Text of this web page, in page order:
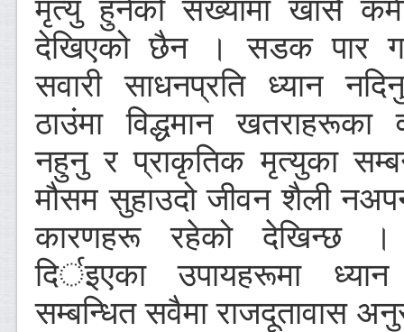
मृत्यु हुनेको संख्यामा खासै
देखिएको छैन । सडक पार
सवारी साधनप्रति ध्यान
ठाउंमा विद्धमान खतराहरूका
नहुनु र प्राकृतिक मृत्युका
मौसम सुहाउदो जीवन शैली
कारणहरू रहेको देखिन्छ
दिर्इएका उपायहरूमा
सम्बन्धित सवैमा राजदूतावास